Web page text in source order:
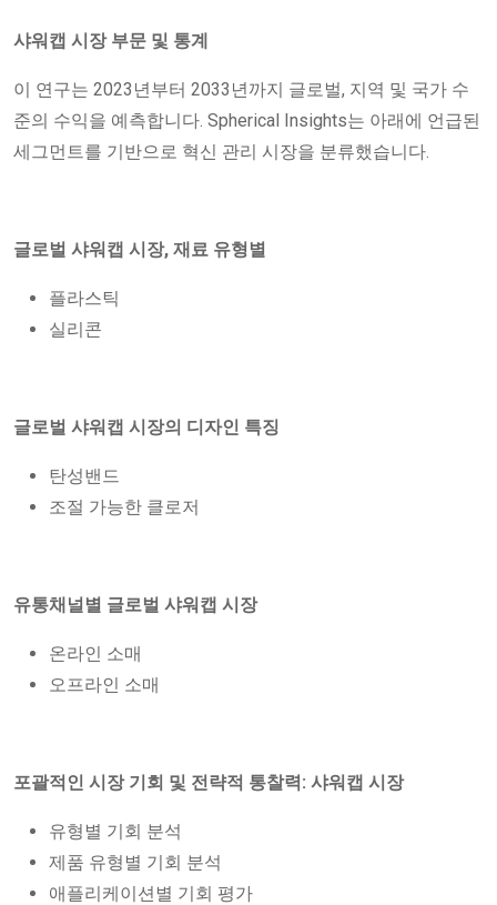
샤워캡 시장 부문 및 통계
이 연구는 2023년부터 2033년까지 글로벌, 지역 및 국가 수
준의 수익을 예측합니다. Spherical Insights는 아래에 언급된
세그먼트를 기반으로 혁신 관리 시장을 분류했습니다.
글로벌 샤워캡 시장, 재료 유형별
플라스틱
실리콘
글로벌 샤워캡 시장의 디자인 특징
탄성밴드
조절 가능한 클로저
유통채널별 글로벌 샤워캡 시장
온라인 소매
오프라인 소매
포괄적인 시장 기회 및 전략적 통찰력: 샤워캡 시장
유형별 기회 분석
제품 유형별 기회 분석
애플리케이션별 기회 평가